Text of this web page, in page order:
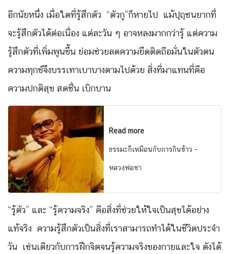
อีกนัยหนึ่ง เมื่อใดที่รู้สึกตัว “ตัวกู”ก็หายไป แม้ปุถุชนยากที่
จะรู้สึกตัวได้ต่อเนื่อง แต่ละวัน ๆ อาจหลงมากกว่ารู้ แต่ความ
รู้สึกตัวที่เพิ่มพูนขึ้น ย่อมช่วยลดความยึดติดถือมั่นในตัวตน
ความทุกข์จึงบรรเทาเบาบางตามไปด้วย สิ่งที่มาแทนที่คือ
ความปกติสุข สดชื่น เบิกบาน
Read more
ธรรมะก็เหมือนกับการกินข้าว –
หลวงพ่อชา
“รู้ตัว” และ “รู้ความจริง” คือสิ่งที่ช่วยให้ใจเป็นสุขได้อย่าง
แท้จริง ความรู้สึกตัวเป็นสิ่งที่เราสามารถทำได้ในชีวิตประจำ
วัน เช่นเดียวกับการฝึกจิตจนรู้ความจริงของกายและใจ ดังได้